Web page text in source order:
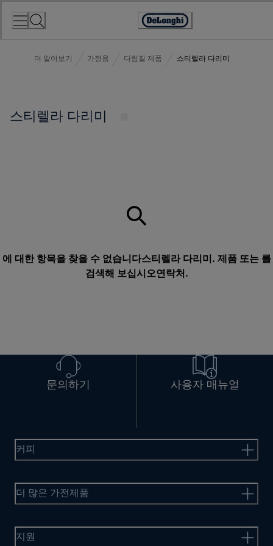
Accessibility
더 알아보기 가정용 다림질 제품 스티렐라 다리미
스티렐라 다리미
에 대한 항목을 찾을 수 없습니다스티렐라 다리미. 제품 또는 를
검색해 보십시오연락처 .
문의하기 사용자 매뉴얼
커피
더 많은 가전제품
지원